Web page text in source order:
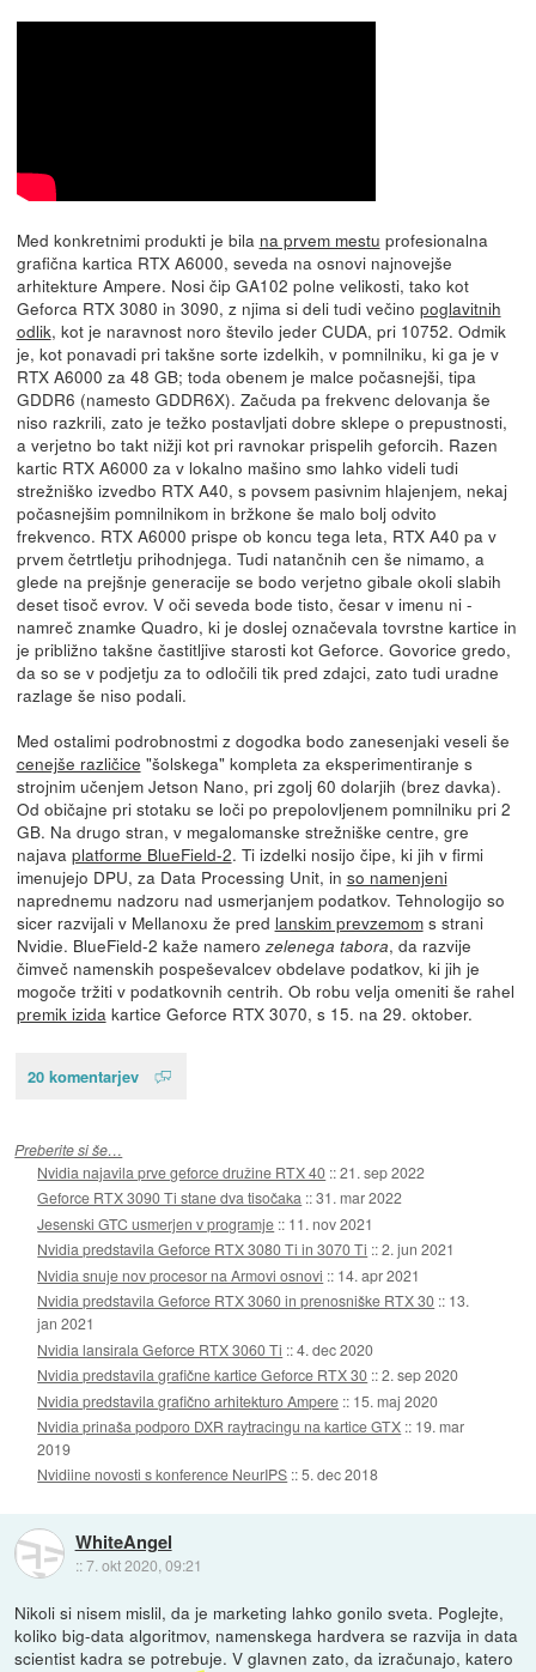
Med konkretnimi produkti je bila na prvem mestu profesionalna
grafična kartica RTX A6000, seveda na osnovi najnovejše
arhitekture Ampere. Nosi čip GA102 polne velikosti, tako kot
Geforca RTX 3080 in 3090, z njima si deli tudi večino poglavitnih
odlik, kot je naravnost noro število jeder CUDA, pri 10752. Odmik
je, kot ponavadi pri takšne sorte izdelkih, v pomnilniku, ki ga je v
RTX A6000 za 48 GB; toda obenem je malce počasnejši, tipa
GDDR6 (namesto GDDR6X). Začuda pa frekvenc delovanja še
niso razkrili, zato je težko postavljati dobre sklepe o prepustnosti,
a verjetno bo takt nižji kot pri ravnokar prispelih geforcih. Razen
kartic RTX A6000 za v lokalno mašino smo lahko videli tudi
strežniško izvedbo RTX A40, s povsem pasivnim hlajenjem, nekaj
počasnejšim pomnilnikom in bržkone še malo bolj odvito
frekvenco. RTX A6000 prispe ob koncu tega leta, RTX A40 pa v
prvem četrtletju prihodnjega. Tudi natančnih cen še nimamo, a
glede na prejšnje generacije se bodo verjetno gibale okoli slabih
deset tisoč evrov. V oči seveda bode tisto, česar v imenu ni -
namreč znamke Quadro, ki je doslej označevala tovrstne kartice in
je približno takšne častitljive starosti kot Geforce. Govorice gredo,
da so se v podjetju za to odločili tik pred zdajci, zato tudi uradne
razlage še niso podali.
Med ostalimi podrobnostmi z dogodka bodo zanesenjaki veseli še
cenejše različice "šolskega" kompleta za eksperimentiranje s
strojnim učenjem Jetson Nano, pri zgolj 60 dolarjih (brez davka).
Od običajne pri stotaku se loči po prepolovljenem pomnilniku pri 2
GB. Na drugo stran, v megalomanske strežniške centre, gre
najava platforme BlueField-2. Ti izdelki nosijo čipe, ki jih v firmi
imenujejo DPU, za Data Processing Unit, in so namenjeni
naprednemu nadzoru nad usmerjanjem podatkov. Tehnologijo so
sicer razvijali v Mellanoxu že pred lanskim prevzemoms strani
Nvidie. BlueField-2 kaže namero zelenega tabora, da razvije
čimveč namenskih pospeševalcev obdelave podatkov, ki jih je
mogoče tržiti v podatkovnih centrih. Ob robu velja omeniti še rahel
premik izida kartice Geforce RTX 3070, s 15. na 29. oktober.
20 komentarjev
Preberite si še…
Nvidia najavila prve geforce družine RTX 40 ::21. sep 2022
Geforce RTX 3090 Ti stane dva tisočaka ::31. mar 2022
Jesenski GTC usmerjen v programje :: 11. nov 2021
Nvidia predstavila Geforce RTX 3080 Ti in 3070 Ti ::2. jun 2021
Nvidia snuje nov procesor na Armovi osnovi :: 14. apr 2021
Nvidia predstavila Geforce RTX 3060 in prenosniške RTX 30 :: 13.
jan 2021
Nvidia lansirala Geforce RTX 3060 Ti ::4. dec 2020
Nvidia predstavila grafične kartice Geforce RTX 30 ::2. sep 2020
Nvidia predstavila grafično arhitekturo Ampere :: 15. maj 2020
Nvidia prinaša podporo DXR raytracingu na kartice GTX :: 19. mar
2019
Nvidiine novosti s konference NeurIPS ::5. dec 2018
WhiteAngel
::7. okt 2020, 09:21
Nikoli si nisem mislil, da je marketing lahko gonilo sveta. Poglejte,
koliko big-data algoritmov, namenskega hardvera se razvija in data
scientist kadra se potrebuje. V glavnen zato, da izračunajo, katero